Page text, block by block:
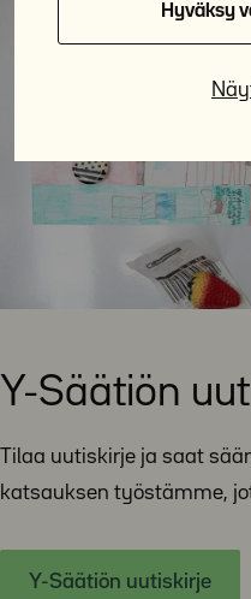
Hyväksy
Y-Säätiön
Tilaa uutiskirje ja saat
katsauksen työstämme,
Y-Säätiön uutiskirje